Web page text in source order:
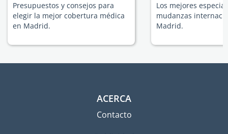
Presupuestos y consejos para
elegir la mejor cobertura médica
en Madrid.
Los mejores
mudanzas
Madrid.
ACERCA
Contacto